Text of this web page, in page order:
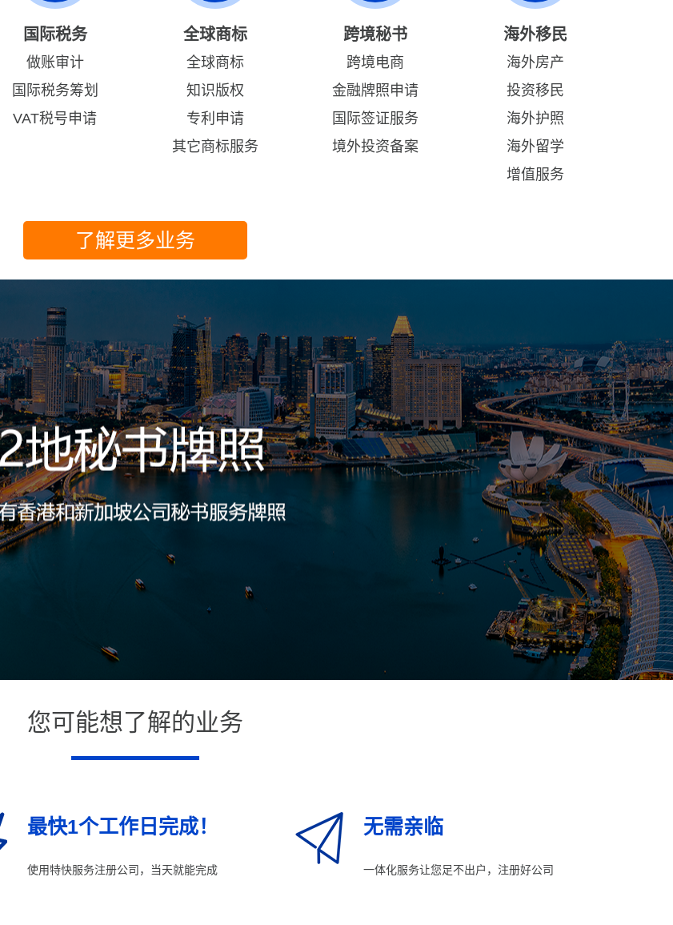
国际税务
做账审计
国际税务筹划
VAT税号申请
全球商标
全球商标
知识版权
专利申请
其它商标服务
跨境秘书
跨境电商
金融牌照申请
国际签证服务
境外投资备案
海外移民
海外房产
投资移民
海外护照
海外留学
增值服务
了解更多业务
您可能想了解的业务
最快1个工作日完成！
使用特快服务注册公司，当天就能完成
无需亲临
一体化服务让您足不出户，注册好公司